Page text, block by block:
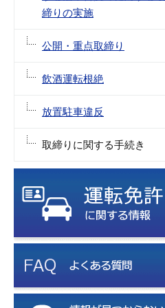
締りの実施
公開・重点取締り
飲酒運転根絶
放置駐車違反
取締りに関する手続き